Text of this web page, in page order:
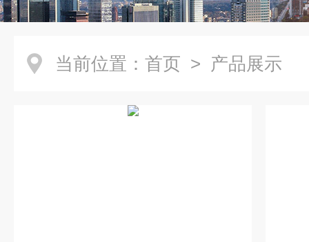
当前位置： 首页 > 产品展示